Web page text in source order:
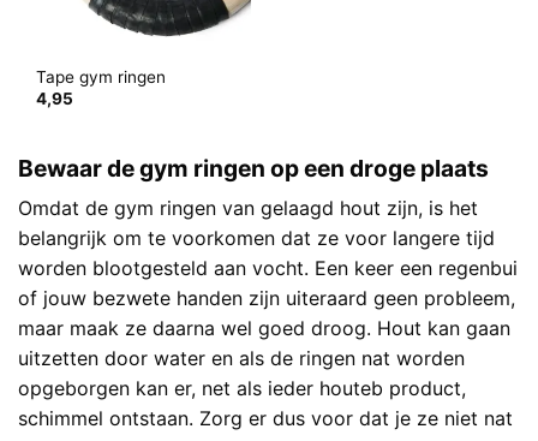
Tape gym ringen
4,95
Bewaar de gym ringen op een droge plaats
Omdat de gym ringen van gelaagd hout zijn, is het
belangrijk om te voorkomen dat ze voor langere tijd
worden blootgesteld aan vocht. Een keer een regenbui
of jouw bezwete handen zijn uiteraard geen probleem,
maar maak ze daarna wel goed droog. Hout kan gaan
uitzetten door water en als de ringen nat worden
opgeborgen kan er, net als ieder houteb product,
schimmel ontstaan. Zorg er dus voor dat je ze niet nat